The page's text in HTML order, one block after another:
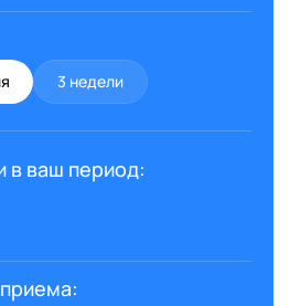
3 недели
в ваш период: